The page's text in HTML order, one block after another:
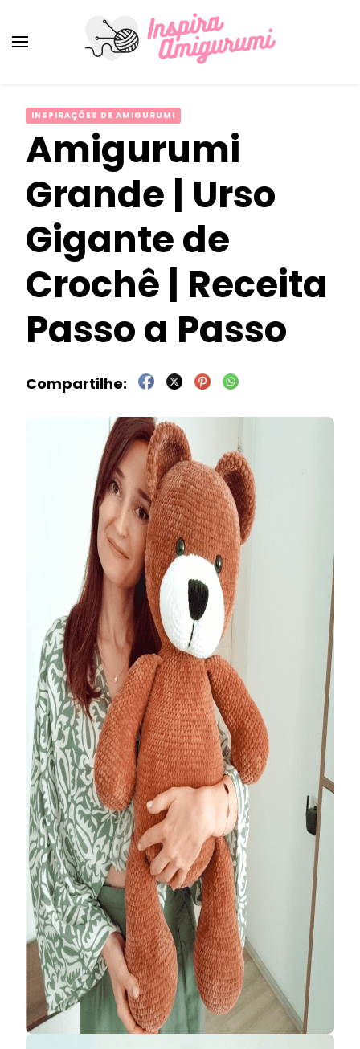
INSPIRAÇÕES DE AMIGURUMI
Amigurumi
Grande | Urso
Gigante de
Crochê | Receita
Passo a Passo